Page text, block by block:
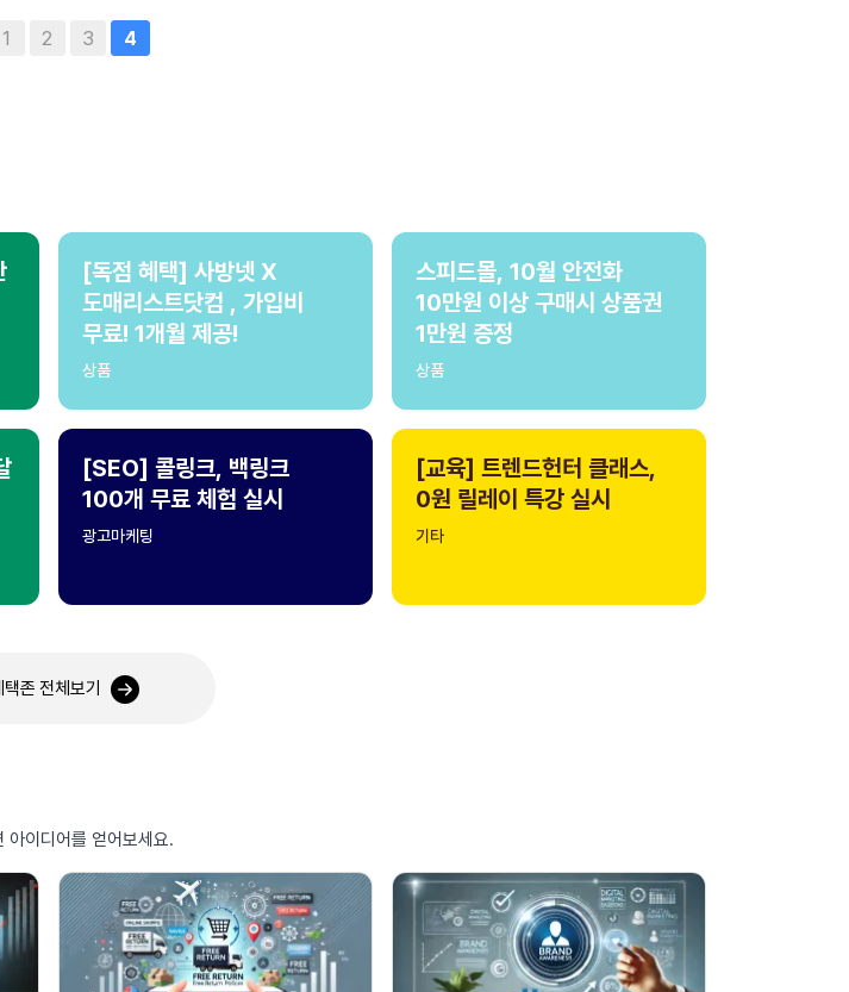
1 2 3 4
[독점 혜택] 사방넷 X
도매리스트닷컴 , 가입비
무료! 1개월 제공!
상품
스피드몰, 10월 안전화
10만원 이상 구매시 상품권
1만원 증정
상품
[SEO] 콜링크, 백링크
100개 무료 체험 실시
광고마케팅
[교육] 트렌드헌터 클래스,
0원 릴레이 특강 실시
기타
존 전체보기
아이디어를 얻어보세요.